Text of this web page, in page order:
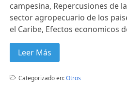
campesina, Repercusiones de
sector agropecuario de los
el Caribe, Efectos economicos
Leer Más
Categorizado en:Otros